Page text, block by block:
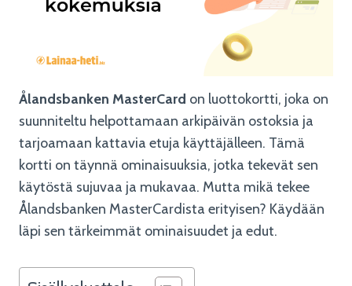
Ålandsbanken MasterCard on luottokortti, joka on
suunniteltu helpottamaan arkipäivän ostoksia ja
tarjoamaan kattavia etuja käyttäjälleen. Tämä
kortti on täynnä ominaisuuksia, jotka tekevät sen
käytöstä sujuvaa ja mukavaa. Mutta mikä tekee
Ålandsbanken MasterCardista erityisen? Käydään
läpi sen tärkeimmät ominaisuudet ja edut.